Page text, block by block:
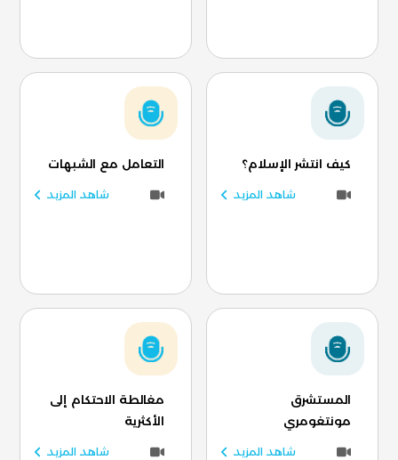
كيف انتشر الإسلام؟
شاهد المزيد
التعامل مع الشبهات
شاهد المزيد
المستشرق
مونتغومري
شاهد المزيد
مغالطة الاحتكام إلى
الأكثرية
شاهد المزيد